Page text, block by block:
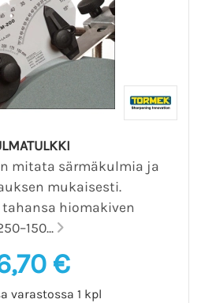
mitata särmäkulmia ja
mukaisesti.
hiomakiven
€
varastossa 1 kpl